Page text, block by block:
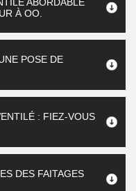
À OO.
POSE DE
: FIEZ-VOUS
DES FAITAGES